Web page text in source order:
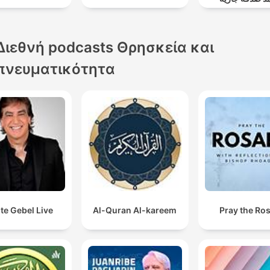
podcasts Θρησκεία και
Gebel Live Al-Quran Al-kareem Pray the